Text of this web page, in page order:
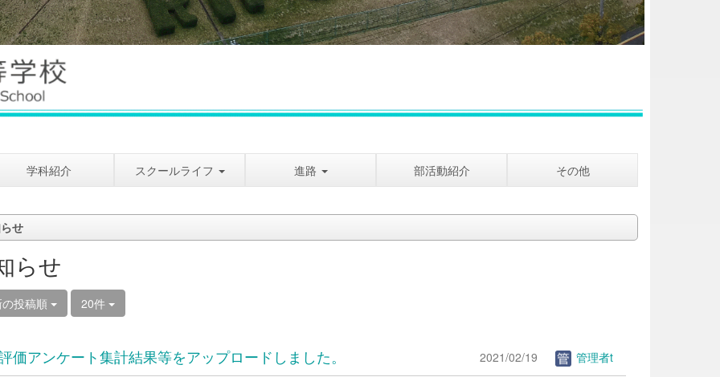
学科紹介 スクールライフ 進路 部活動紹介 その他
せ
らせ
投稿順 20件
価アンケート集計結果等をアップロードしました。 2021/02/19 管理者t